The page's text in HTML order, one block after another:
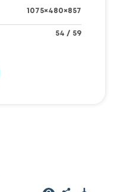
1075×480×857
54 / 59